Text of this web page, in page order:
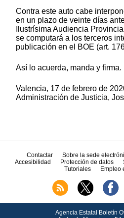
Contra este auto cabe
en un plazo de veinte días
Ilustrísima Audiencia
se computará a los terceros
publicación en el BOE (art.
Así lo acuerda, manda y firma.
Valencia, 17 de febrero de
Administración de Justicia,
Contactar Sobre la sede
Accesibilidad
Protección de datos
Tutoriales
Empleo
Agencia Estatal Boletín